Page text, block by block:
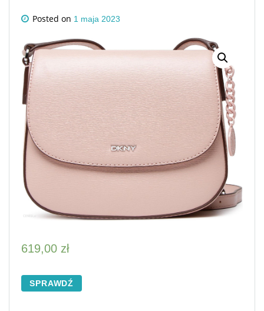
Posted on 1 maja 2023
619,00 zł
SPRAWDŹ